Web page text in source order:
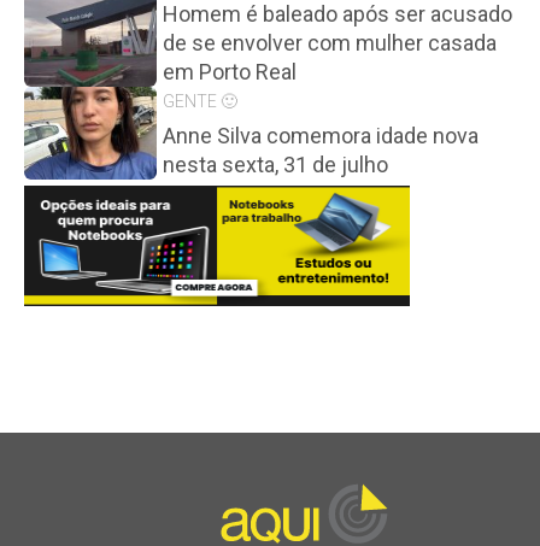
Homem é baleado após ser acusado
de se envolver com mulher casada
em Porto Real
GENTE 🙂
Anne Silva comemora idade nova
nesta sexta, 31 de julho